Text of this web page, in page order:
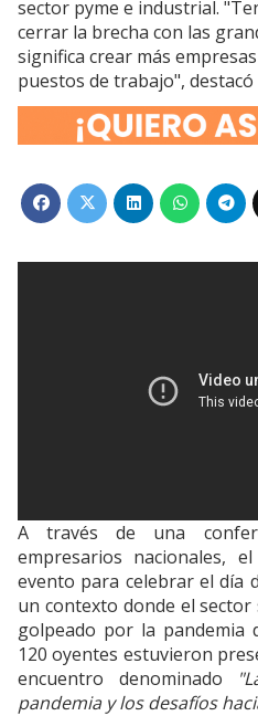
sector pyme e industrial.
cerrar la brecha con las
significa crear más
puestos de trabajo", destacó
A través de una
empresarios nacionales,
evento para celebrar el día
un contexto donde el
golpeado por la pandemia
120 oyentes estuvieron
encuentro denominado
pandemia y los desafíos